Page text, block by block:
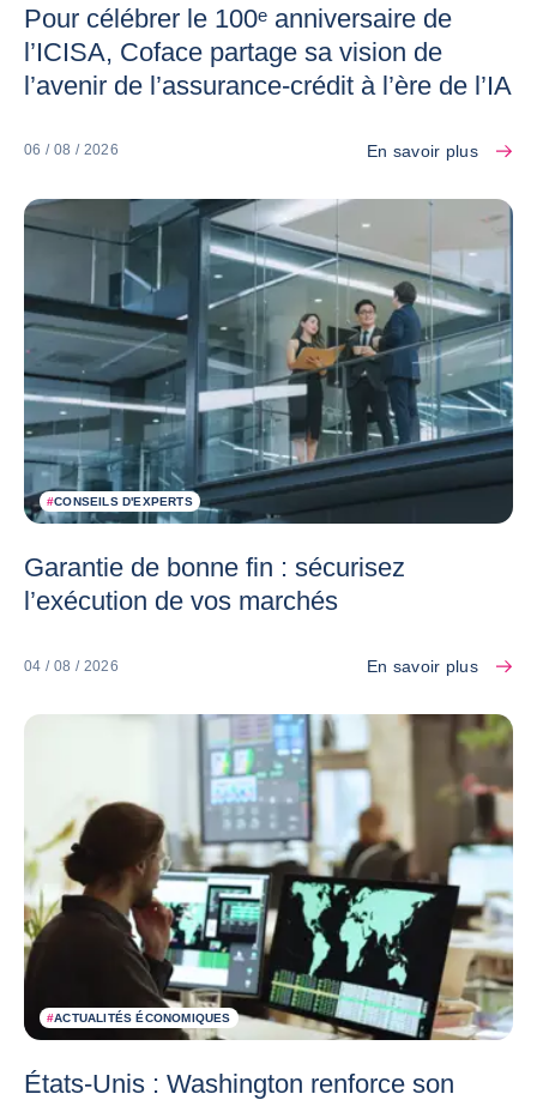
Pour célébrer le 100ᵉ anniversaire de
l’ICISA, Coface partage sa vision de
l’avenir de l’assurance-crédit à l’ère de l’IA
06 / 08 / 2026 En savoir plus
#CONSEILS D'EXPERTS
Garantie de bonne fin : sécurisez
l’exécution de vos marchés
04 / 08 / 2026 En savoir plus
#ACTUALITÉS ÉCONOMIQUES
États-Unis : Washington renforce son